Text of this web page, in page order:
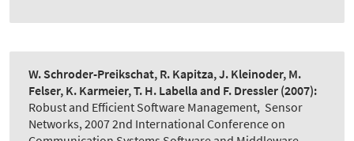
W. Schroder-Preikschat, R. Kapitza, J. Kleinoder, M.
Felser, K. Karmeier, T. H. Labella and F. Dressler (2007):
Robust and Efficient Software Management, Sensor
Networks, 2007 2nd International Conference on